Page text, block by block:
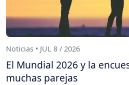
Noticias • JUL 8 / 2026
El Mundial 2026 y la
muchas parejas